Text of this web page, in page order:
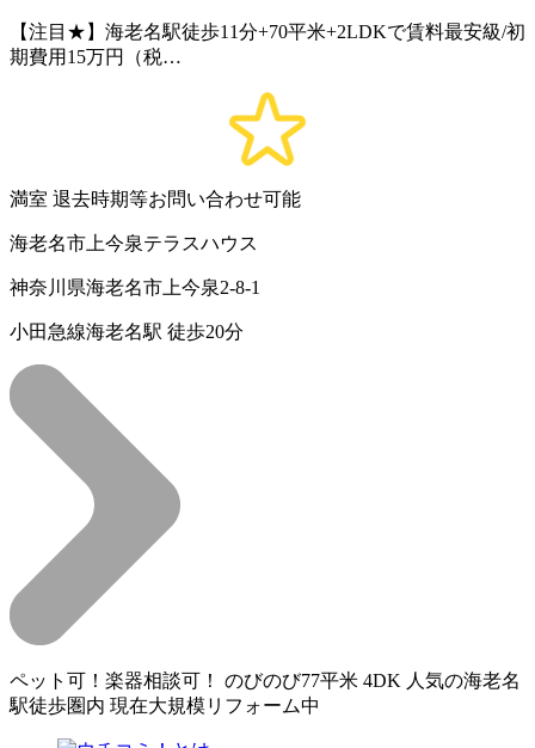
【注目★】海老名駅徒歩11分+70平米+2LDKで賃料最安級/初
期費用15万円（税…
満室 退去時期等お問い合わせ可能
海老名市上今泉テラスハウス
神奈川県海老名市上今泉2-8-1
小田急線海老名駅 徒歩20分
ペット可！楽器相談可！ のびのび77平米 4DK 人気の海老名
駅徒歩圏内 現在大規模リフォーム中